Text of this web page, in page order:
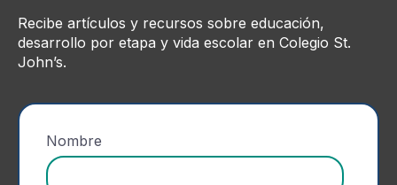
Recibe artículos y recursos sobre educación,
desarrollo por etapa y vida escolar en Colegio St.
John’s.
Nombre